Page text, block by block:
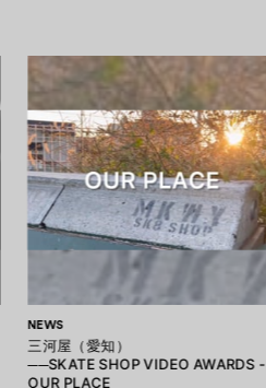
NEWS
三河屋（愛知）
──SKATE SHOP VIDEO AWARDS -
OUR PLACE